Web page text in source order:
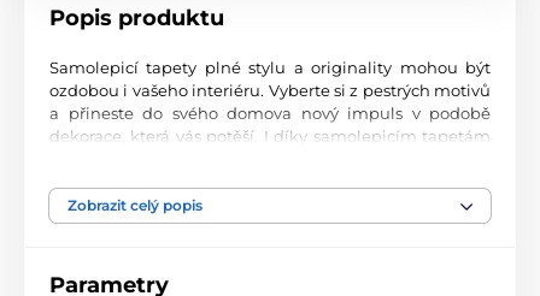
Popis produktu
Samolepicí tapety plné stylu a originality mohou být
ozdobou i vašeho interiéru. Vyberte si z pestrých motivů
a přineste do svého domova nový impuls v podobě
dekorace, která vás potěší. I díky samolepicím tapetám
Perfektní tiskové zpracování
materiál s jemným povrchem a matným vzhledem. Tisk
Zobrazit celý popis
Parametry